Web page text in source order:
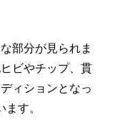
部分が見られま
ビやチップ、貫
ィションとなっ
す。